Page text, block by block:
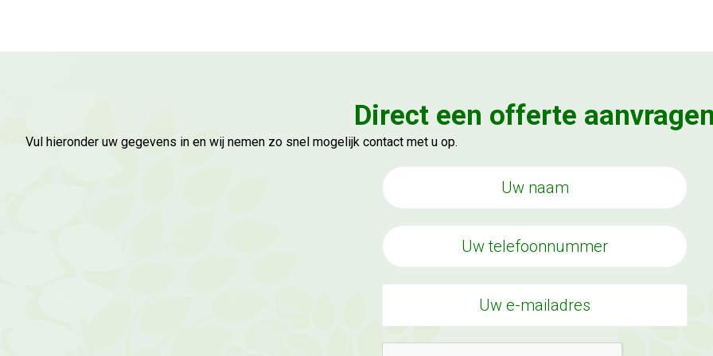
Direct een offerte
Vul hieronder uw gegevens in en wij nemen zo snel mogelijk contact met u op.